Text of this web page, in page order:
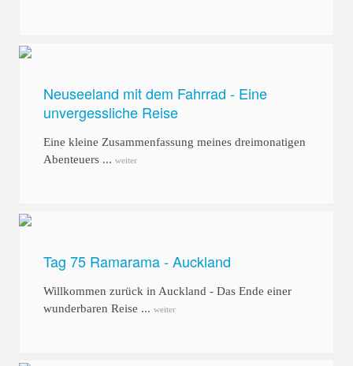
Neuseeland mit dem Fahrrad - Eine
unvergessliche Reise
Eine kleine Zusammenfassung meines dreimonatigen
Abenteuers ... weiter
Tag 75 Ramarama - Auckland
Willkommen zurück in Auckland - Das Ende einer
wunderbaren Reise ... weiter